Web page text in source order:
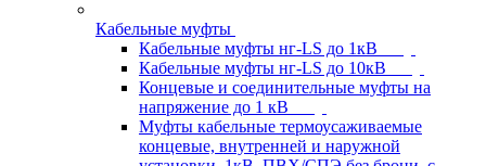
Кабельные муфты
Кабельные муфты нг-LS до 1кВ
Кабельные муфты нг-LS до 10кВ
Концевые и соединительные муфты на
напряжение до 1 кВ
Муфты кабельные термоусаживаемые
концевые, внутренней и наружной